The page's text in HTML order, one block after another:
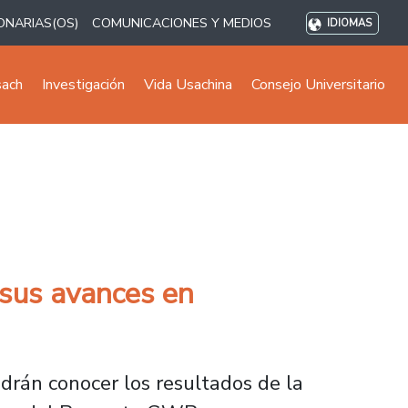
COMUNICACIONES Y MEDIOS IDIOMAS
Investigación Vida Usachina Consejo Universitario
avances en
conocer los resultados de la